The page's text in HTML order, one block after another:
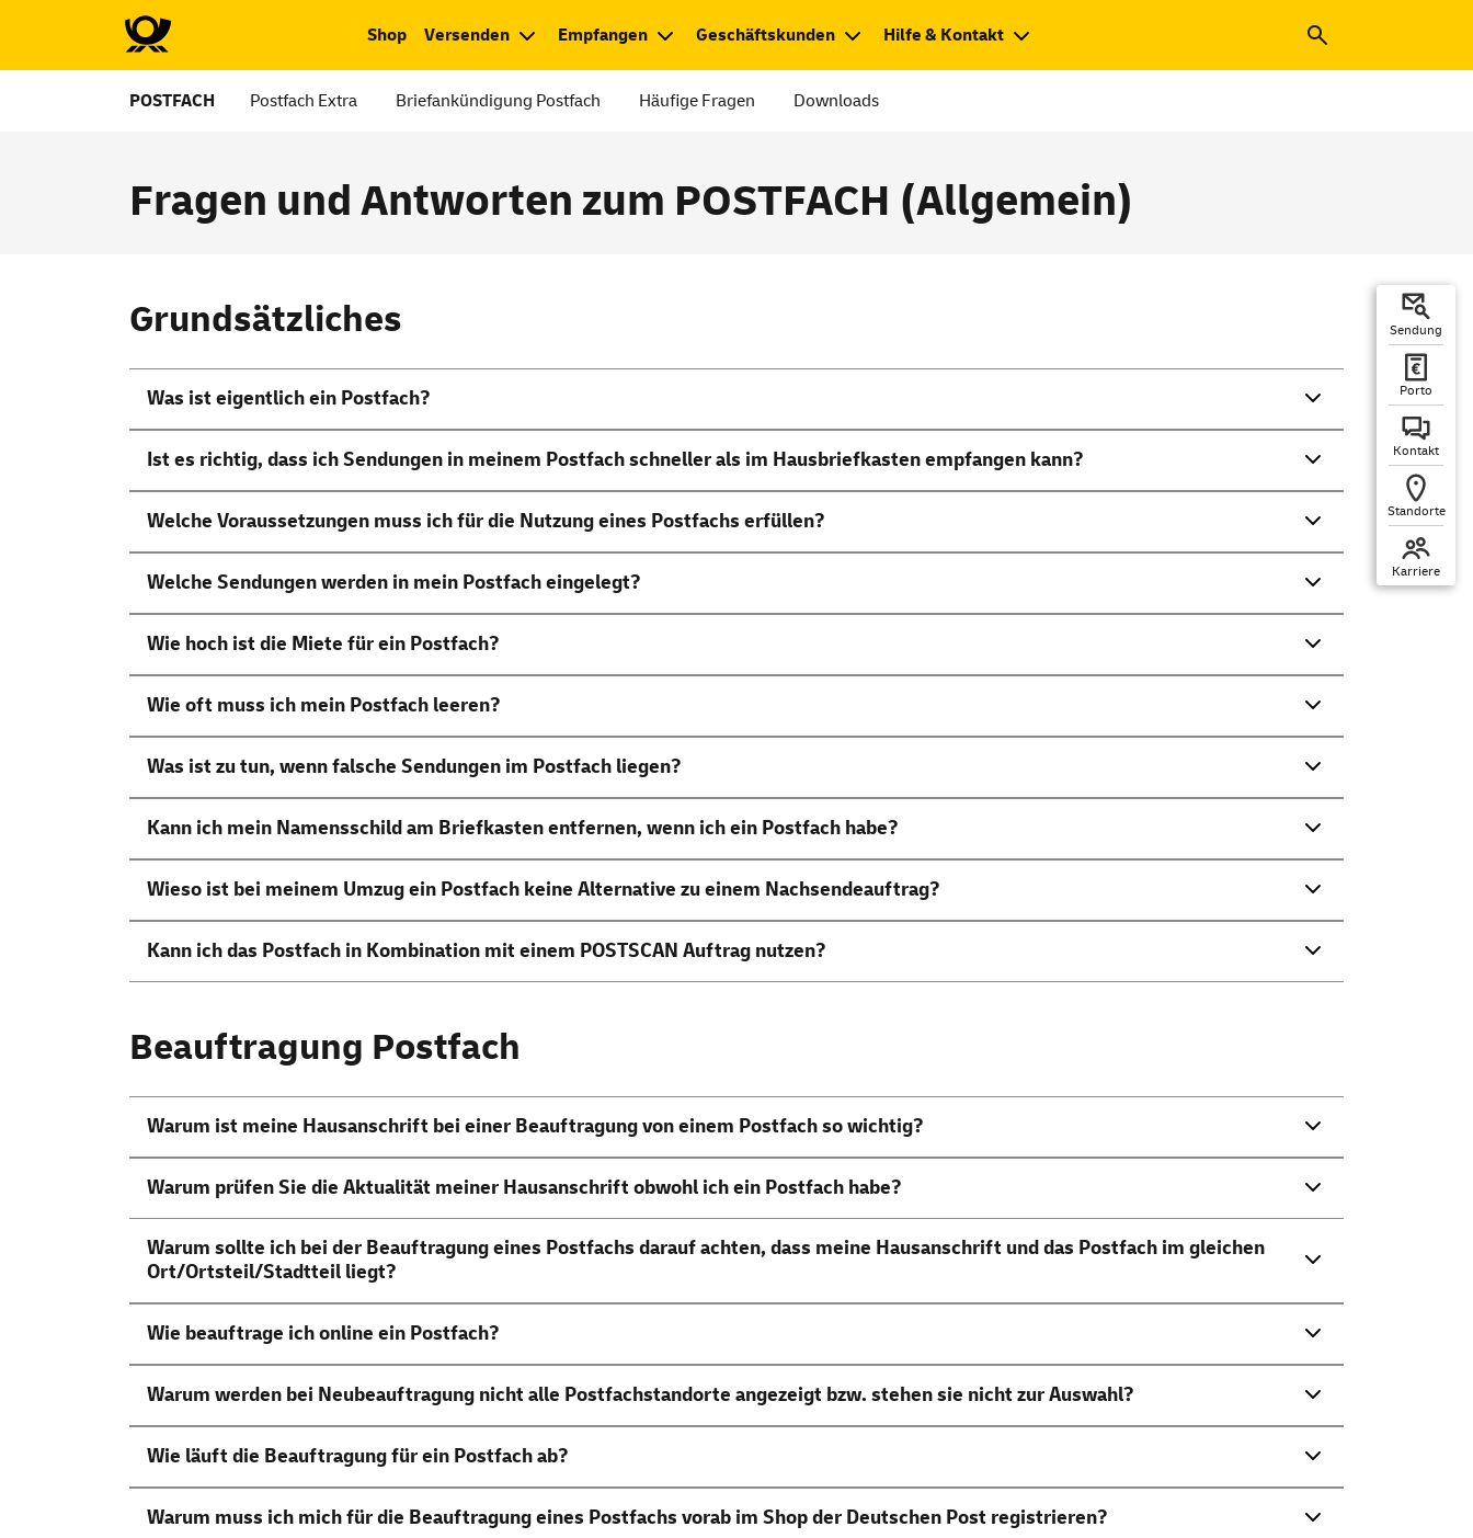
Shop Versenden Empfangen Geschäftskunden Hilfe & Kontakt
POSTFACH Postfach Extra Briefankündigung Postfach Häufige Fragen Downloads
Sendung
Porto
Kontakt
Standorte
Karriere
Fragen und Antworten zum POSTFACH (Allgemein)
Grundsätzliches
Was ist eigentlich ein Postfach?
Ist es richtig, dass ich Sendungen in meinem Postfach schneller als im Hausbriefkasten empfangen kann?
Welche Voraussetzungen muss ich für die Nutzung eines Postfachs erfüllen?
Welche Sendungen werden in mein Postfach eingelegt?
Wie hoch ist die Miete für ein Postfach?
Wie oft muss ich mein Postfach leeren?
Was ist zu tun, wenn falsche Sendungen im Postfach liegen?
Kann ich mein Namensschild am Briefkasten entfernen, wenn ich ein Postfach habe?
Wieso ist bei meinem Umzug ein Postfach keine Alternative zu einem Nachsendeauftrag?
Kann ich das Postfach in Kombination mit einem POSTSCAN Auftrag nutzen?
Beauftragung Postfach
Warum ist meine Hausanschrift bei einer Beauftragung von einem Postfach so wichtig?
Warum prüfen Sie die Aktualität meiner Hausanschrift obwohl ich ein Postfach habe?
Warum sollte ich bei der Beauftragung eines Postfachs darauf achten, dass meine Hausanschrift und das Postfach im gleichen
Ort/Ortsteil/Stadtteil liegt?
Wie beauftrage ichonline ein Postfach?
Warum werden bei Neubeauftragung nicht alle Postfachstandorte angezeigt bzw. stehen sie nicht zur Auswahl?
Wie läuft die Beauftragung für ein Postfach ab?
Warum muss ich mich für die Beauftragung eines Postfachs vorab im Shopder Deutschen Post registrieren?